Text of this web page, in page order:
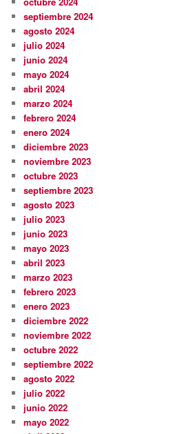
septiembre 2024
agosto 2024
julio 2024
junio 2024
mayo 2024
abril 2024
marzo 2024
febrero 2024
enero 2024
diciembre 2023
noviembre 2023
octubre 2023
septiembre 2023
agosto 2023
julio 2023
junio 2023
mayo 2023
abril 2023
marzo 2023
febrero 2023
enero 2023
diciembre 2022
noviembre 2022
octubre 2022
septiembre 2022
agosto 2022
julio 2022
junio 2022
mayo 2022